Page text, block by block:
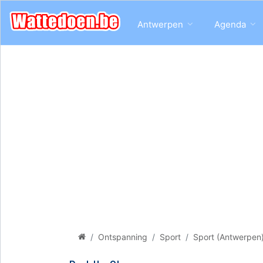
Antwerpen Agenda
Ontspanning Sport Sport